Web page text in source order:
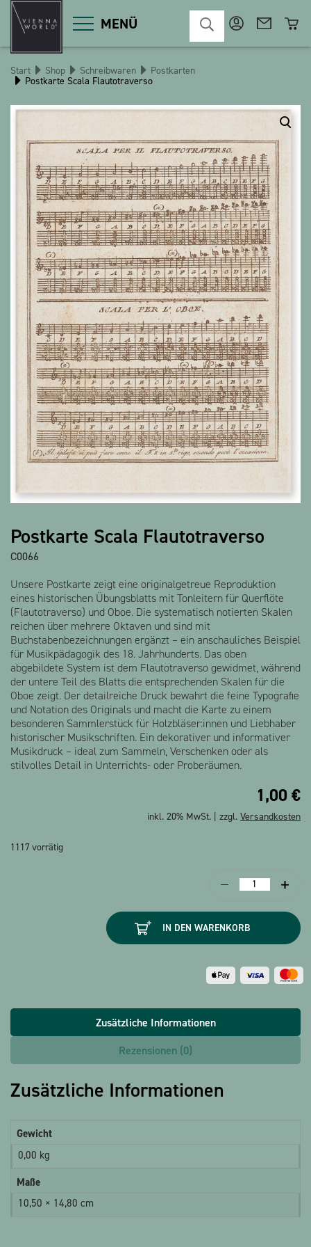
MENÜ
Produktgruppen
Kosmetik
Küche
Macart
Magnete
Pins
POS
Schlüsselanhänger
Schreibwaren
Spiele / Kinder
Textilien
Weihnachten
bauxili
The Heart Bear
Stringlies
Alle Produkte anzeigen
Start Shop Schreibwaren Postkarten
Postkarte Scala Flautotraverso
Postkarte Scala Flautotraverso
C0066
Unsere Postkarte zeigt eine originalgetreue Reproduktion
eines historischen Übungsblatts mit Tonleitern für Querflöte
(Flautotraverso) und Oboe. Die systematisch notierten Skalen
reichen über mehrere Oktaven und sind mit
Buchstabenbezeichnungen ergänzt – ein anschauliches Beispiel
für Musikpädagogik des 18. Jahrhunderts. Das oben
abgebildete System ist dem Flautotraverso gewidmet, während
der untere Teil des Blatts die entsprechenden Skalen für die
Oboe zeigt. Der detailreiche Druck bewahrt die feine Typografie
und Notation des Originals und macht die Karte zu einem
besonderen Sammlerstück für Holzbläser:innen und Liebhaber
historischer Musikschriften. Ein dekorativer und informativer
Musikdruck – ideal zum Sammeln, Verschenken oder als
stilvolles Detail in Unterrichts- oder Proberäumen.
1,00 €
inkl. 20% MwSt. | zzgl. Versandkosten
1117 vorrätig
Postkarte
Flautotraverso
Menge
IN DEN WARENKORB
Zusätzliche Informationen
Rezensionen (0)
Zusätzliche Informationen
Gewicht
0,00 kg
Maße
10,50 × 14,80 cm